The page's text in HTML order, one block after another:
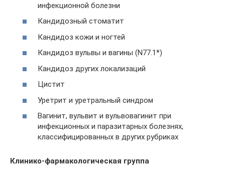
инфекционной болезни
Кандидозный стоматит
Кандидоз кожи и ногтей
Кандидоз вульвы и вагины (N77.1*)
Кандидоз других локализаций
Цистит
Уретрит и уретральный синдром
Вагинит, вульвит и вульвовагинит при
инфекционных и паразитарных болезнях,
классифицированных в других рубриках
Клинико-фармакологическая группа